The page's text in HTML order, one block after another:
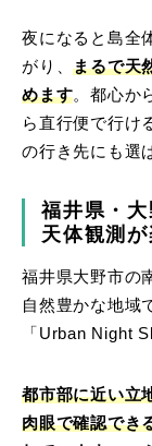
夜になると島全
がり、まるで天
めます。都心か
ら直行便で行け
の行き先にも選
福井県・
天体観測
福井県大野市の
自然豊かな地域
「Urban Night
都市部に近い立
肉眼で確認でき